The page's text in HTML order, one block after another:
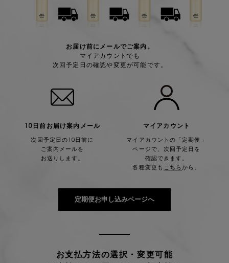
お届け前にメールでご案内。
マイアカウントでも
次回予定日の確認や変更が可能です。
10日前お届け案内メール
次回予定日の10日前に
ご案内メールを
お送りします。
マイアカウント
マイアカウントの「定期便」
ページで、 次回予定日を
確認できます。
各種変更も こちらから。
定期便お申し込みページへ
お支払方法の選択・変更可能